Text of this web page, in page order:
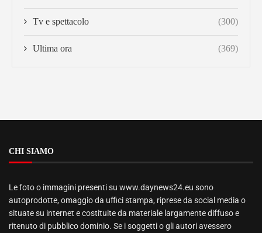
Tv e spettacolo (300)
Ultima ora (369)
CHI SIAMO
Le foto o immagini presenti su www.daynews24.eu sono
autoprodotte, omaggio da uffici stampa, riprese da social media o
situate su internet e costituite da materiale largamente diffuso e
ritenuto di pubblico dominio. Se i soggetti o gli autori avessero